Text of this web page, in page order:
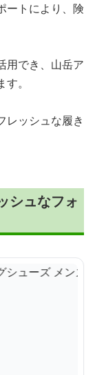
ートにより、険
用でき、山岳ア
。
レッシュな履き
シュなフォ